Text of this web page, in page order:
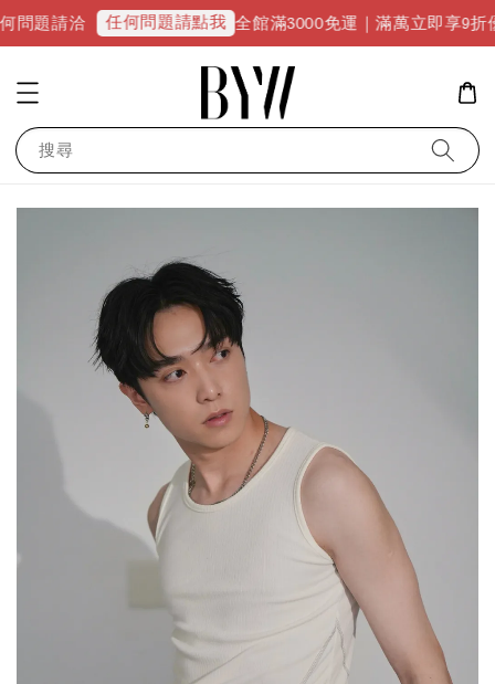
任何問題請點我 全館滿3000免運｜滿萬立即享9折優惠並升
搜尋